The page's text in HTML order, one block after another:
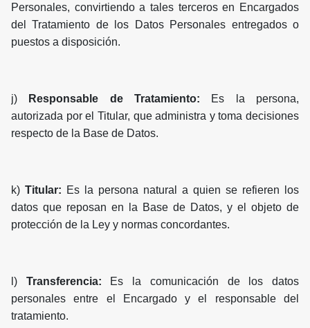
Personales, convirtiendo a tales terceros en Encargados
del Tratamiento de los Datos Personales entregados o
puestos a disposición.
j) Responsable de Tratamiento: Es la persona,
autorizada por el Titular, que administra y toma decisiones
respecto de la Base de Datos.
k) Titular: Es la persona natural a quien se refieren los
datos que reposan en la Base de Datos, y el objeto de
protección de la Ley y normas concordantes.
l) Transferencia: Es la comunicación de los datos
personales entre el Encargado y el responsable del
tratamiento.